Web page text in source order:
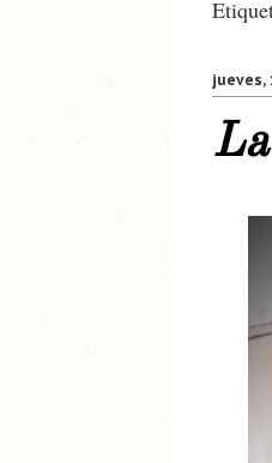
jueves,